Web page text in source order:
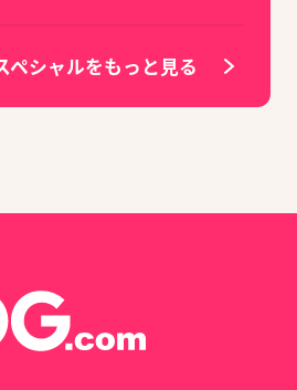
ペシャルをもっと見る